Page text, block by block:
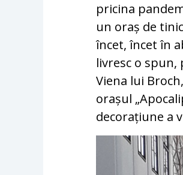
pricina
un oraș de
încet, încet în
livresc o
Viena lui
orașul
decorațiune a